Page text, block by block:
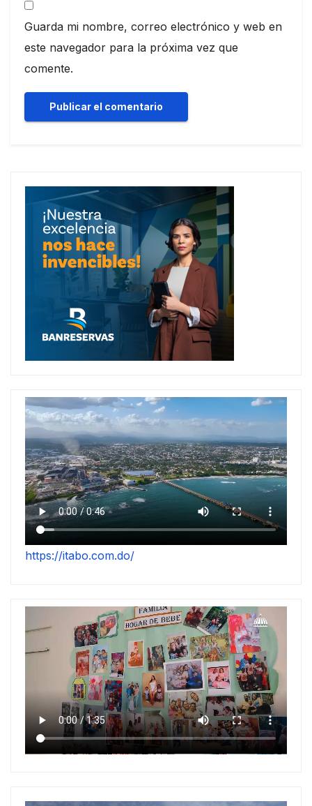
Guarda mi nombre, correo electrónico y web en
este navegador para la próxima vez que
comente.
https://itabo.com.do/